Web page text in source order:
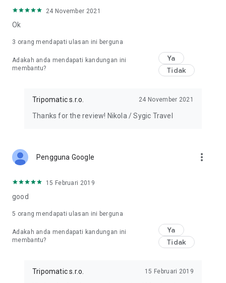
pergi ke halaman 'Urus Langganan' dalam tetapan
Tripomatic.
HUBUNGI KAMI
Lihat lebih banyak info di https://tripomatic.com
Semak peta perjalanan dalam talian kami di
24 November 2021
Ok
3 orang mendapati ulasan ini berguna
Adakah anda mendapati kandungan ini
membantu?
Ya
Tidak
Tripomatic s.r.o. 24 November 2021
Thanks for the review! Nikola / Sygic Travel
Pengguna Google more_vert
15 Februari 2019
good
5 orang mendapati ulasan ini berguna
Adakah anda mendapati kandungan ini
membantu?
Ya
Tidak
Tripomatic s.r.o. 15 Februari 2019